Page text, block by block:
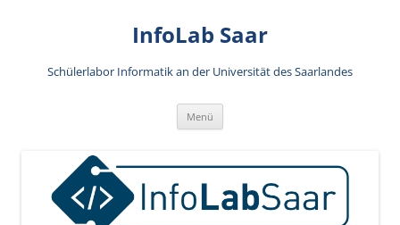
InfoLab Saar
Schülerlabor Informatik an der Universität des Saarlandes
Menü